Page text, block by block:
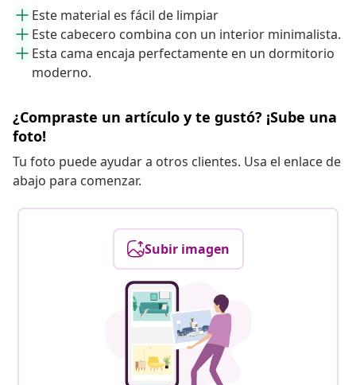
Este material es fácil de limpiar
Este cabecero combina con un interior minimalista.
Esta cama encaja perfectamente en un dormitorio
moderno.
¿Compraste un artículo y te gustó? ¡Sube una
foto!
Tu foto puede ayudar a otros clientes. Usa el enlace de
abajo para comenzar.
Subir imagen